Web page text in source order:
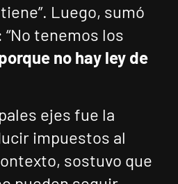
Luego, sumó
tenemos los
no hay ley de
ejes fue la
impuestos al
sostuvo que